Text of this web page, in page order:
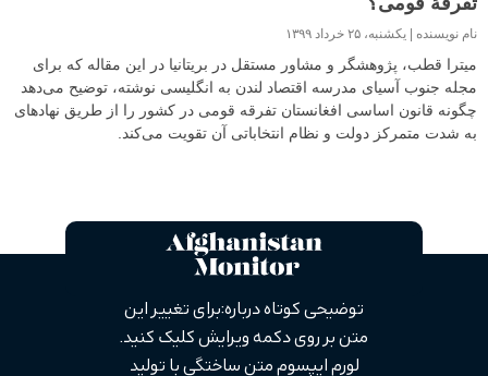
نام نویسنده یکشنبه، ۲۵ خرداد ۱۳۹۹
میترا قطب،‌ پژوهشگر و مشاور مستقل در بریتانیا در این مقاله که برای
مجله جنوب آسیای مدرسه اقتصاد لندن به انگلیسی نوشته، توضیح می‌دهد
چگونه قانون اساسی افغانستان تفرقه قومی در کشور را از طریق‌ نهادهای
به شدت متمرکز دولت و نظام انتخاباتی آن تقویت می‌کند.
توضیحی کوتاه درباره: برای تغییر این
متن بر روی دکمه ویرایش کلیک کنید.
لورم ایپسوم متن ساختگی با تولید